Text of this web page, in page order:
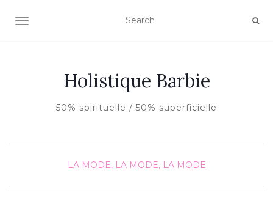
AFFICHER/MASQUER LA NAVIGATION
Holistique Barbie
50% spirituelle / 50% superficielle
LA MODE, LA MODE, LA MODE